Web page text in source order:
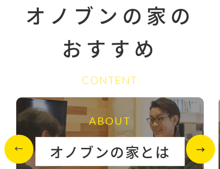
オノブンの家の
おすすめ
CONTENT
ABOUT
オノブンの家とは